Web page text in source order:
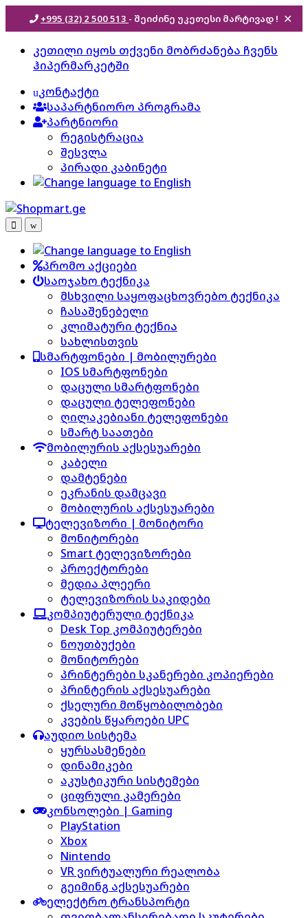
+995 (32) 2 500 513 - შეიძინე უკეთესი მარტივად ! ✕
Skip
Skip კეთილი იყოს თქვენი მობრძანება ჩვენს
ჰიპერმარკეტში
კონტაქტი
საპარტნიორო პროგრამა
პარტნიორი
რეგისტრაცია
შესვლა
პირადი კაბინეტი
პრომო აქციები
საოჯახო ტექნიკა
მსხვილი საყოფაცხოვრებო ტექნიკა
ჩასაშენებელი
კლიმატური ტექნია
სახლისთვის
სმარტფონები | მობილურები
IOS სმარტფონები
დაცული სმარტფონები
დაცული ტელეფონები
ღილაკებიანი ტელეფონები
სმარტ საათები
მობილურის აქსესუარები
კაბელი
დამტენები
ეკრანის დამცავი
მობილურის აქსესუარები
ტელევიზორი | მონიტორი
მონიტორები
Smart ტელევიზორები
პროექტორები
მედია პლეერი
ტელევიზორის საკიდები
კომპიუტერული ტექნიკა
Desk Top კომპიუტერები
ნოუთბუქები
მონიტორები
პრინტერები სკანერები კოპიერები
პრინტერის აქსესუარები
ქსელური მოწყობილობები
კვების წყაროები UPC
აუდიო სისტემა
ყურსასმენები
დინამიკები
აკუსტიკური სისტემები
ციფრული კამერები
კონსოლები | Gaming
PlayStation
Xbox
Nintendo
VR ვირტუალური რეალობა
გეიმინგ აქსესუარები
ელექტრო ტრანსპორტი